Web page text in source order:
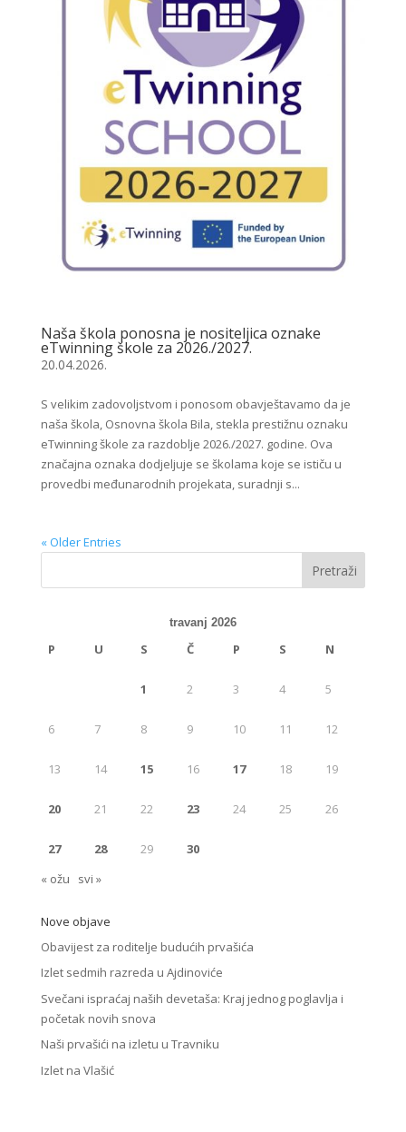
Naša škola ponosna je nositeljica oznake
eTwinning škole za 2026./2027.
20.04.2026.
S velikim zadovoljstvom i ponosom obavještavamo da je
naša škola, Osnovna škola Bila, stekla prestižnu oznaku
eTwinning škole za razdoblje 2026./2027. godine. Ova
značajna oznaka dodjeljuje se školama koje se ističu u
provedbi međunarodnih projekata, suradnji s...
« Older Entries
travanj 2026
P U S Č P S N
1 2 3 4 5
6 7 8 9 10 11 12
13 14 15 16 17 18 19
20 21 22 23 24 25 26
27 28 29
30
« ožu
svi »
Nove objave
Obavijest za roditelje budućih prvašića
Izlet sedmih razreda u Ajdinoviće
Svečani ispraćaj naših devetaša: Kraj jednog poglavlja i
početak novih snova
Naši prvašići na izletu u Travniku
Izlet na Vlašić